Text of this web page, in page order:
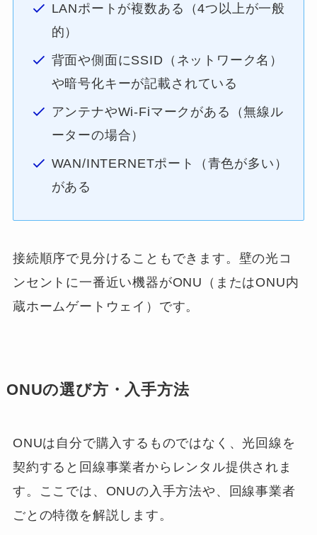
LANポートが複数ある（4つ以上が一般
的）
背面や側面にSSID（ネットワーク名）
や暗号化キーが記載されている
アンテナやWi-Fiマークがある（無線ル
ーターの場合）
WAN/INTERNETポート（青色が多い）
がある
接続順序で見分けることもできます。壁の光コ
ンセントに一番近い機器がONU（またはONU内
蔵ホームゲートウェイ）です。
ONUの選び方・入手方法
ONUは自分で購入するものではなく、光回線を
契約すると回線事業者からレンタル提供されま
す。ここでは、ONUの入手方法や、回線事業者
ごとの特徴を解説します。